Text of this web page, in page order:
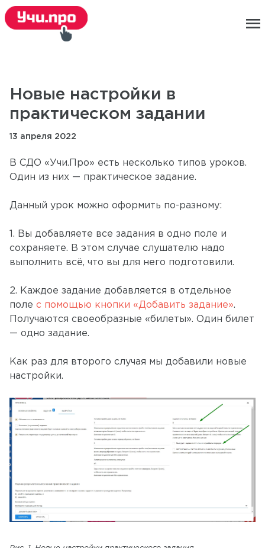
menu
Новые настройки в
практическом задании
13 апреля 2022
В СДО «Учи.Про» есть несколько типов уроков.
Один из них — практическое задание.
Данный урок можно оформить по-разному:
1. Вы добавляете все задания в одно поле и
сохраняете. В этом случае слушателю надо
выполнить всё, что вы для него подготовили.
2. Каждое задание добавляется в отдельное
поле с помощью кнопки «Добавить задание».
Получаются своеобразные «билеты». Один билет
— одно задание.
Как раз для второго случая мы добавили новые
настройки.